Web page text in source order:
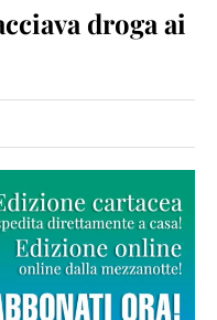
droga ai